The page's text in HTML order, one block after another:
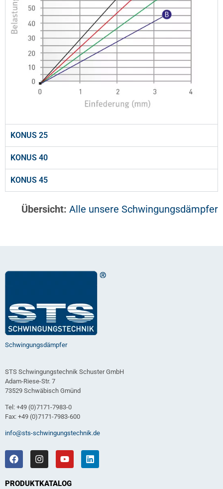
KONUS 25
KONUS 40
KONUS 45
Übersicht: Alle unsere Schwingungsdämpfer
Schwingungsdämpfer
STS Schwingungstechnik Schuster GmbH
Adam-Riese-Str. 7
73529 Schwäbisch Gmünd
Tel: +49 (0)7171-7983-0
Fax: +49 (0)7171-7983-600
info@sts-schwingungstechnik.de
PRODUKTKATALOG